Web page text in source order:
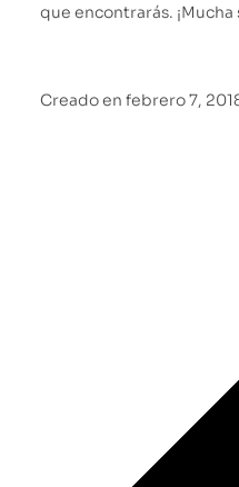
que encontrarás. ¡Mucha
Creado en febrero 7,